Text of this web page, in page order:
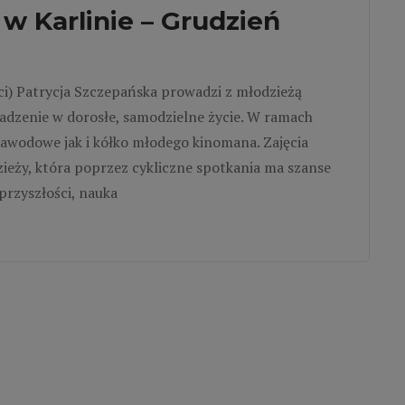
Karlinie – Grudzień
Patrycja Szczepańska prowadzi z młodzieżą
w dorosłe, samodzielne życie. W ramach
jak i kółko młodego kinomana. Zajęcia
która poprzez cykliczne spotkania ma szanse
nauka